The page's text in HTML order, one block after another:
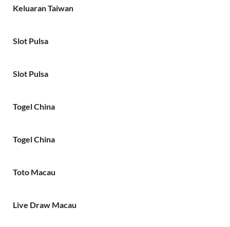
Keluaran Taiwan
Slot Pulsa
Slot Pulsa
Togel China
Togel China
Toto Macau
Live Draw Macau